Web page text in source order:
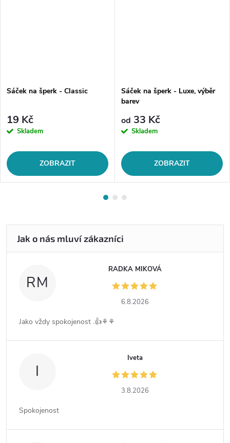
Sáček na šperk - Classic
19 Kč
Skladem
ZOBRAZIT
Sáček na šperk - Luxe, výběr
barev
od 33 Kč
Skladem
ZOBRAZIT
RM
RADKA MIKOVÁ
6.8.2026
Jako vždy spokojenost .👍⚘️⚘️
I
Iveta
3.8.2026
Spokojenost